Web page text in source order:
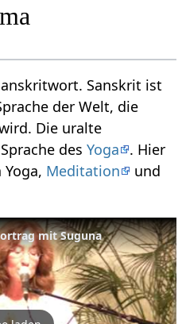
Sanskrit ist
der Welt, die
Die uralte
desYoga
. Hier
Meditation
und
mit Suguna